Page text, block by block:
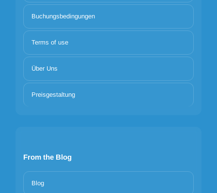
Buchungsbedingungen
Terms of use
Über Uns
Preisgestaltung
From the Blog
Blog